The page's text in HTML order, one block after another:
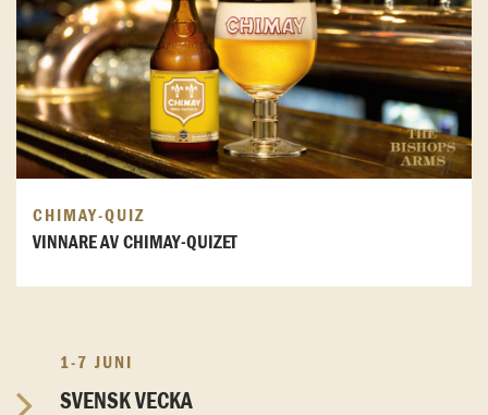
CHIMAY-QUIZ
VINNARE AV CHIMAY-QUIZET
1-7 JUNI
SVENSK VECKA